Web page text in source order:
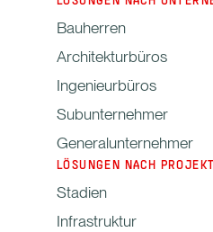
Bauherren
Architekturbüros
Ingenieurbüros
Subunternehmer
Generalunternehmer
LÖSUNGEN NACH
Stadien
Infrastruktur